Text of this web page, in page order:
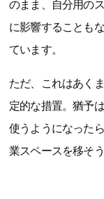
のまま、自分用の
に影響することも
ています。
ただ、これはあく
定的な措置。猶予
使うようになった
業スペースを移そ